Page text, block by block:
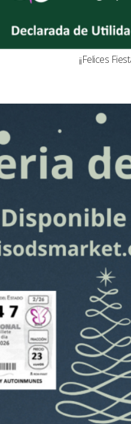
¡¡Felices